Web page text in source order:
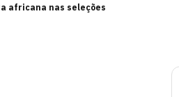
africana nas seleções